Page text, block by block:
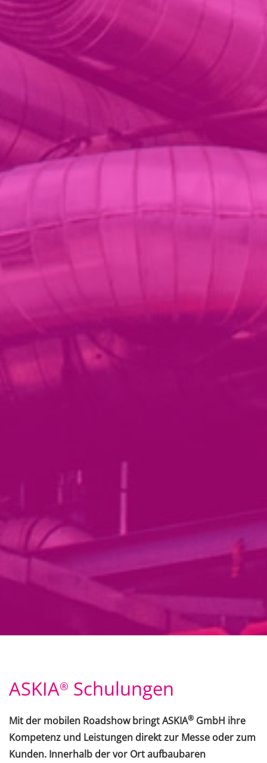
ASKIA® Schulungen
Mit der mobilen Roadshow bringt ASKIA® GmbH ihre
Kompetenz und Leistungen direkt zur Messe oder zum
Kunden. Innerhalb der vor Ort aufbaubaren